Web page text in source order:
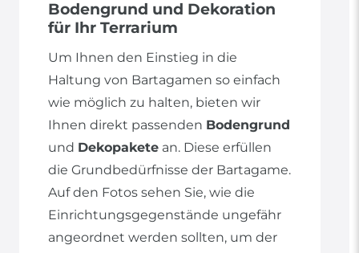
Bodengrund und Dekoration
für Ihr Terrarium
Um Ihnen den Einstieg in die
Haltung von Bartagamen so einfach
wie möglich zu halten, bieten wir
Ihnen direkt passenden Bodengrund
und Dekopakete an. Diese erfüllen
die Grundbedürfnisse der Bartagame.
Auf den Fotos sehen Sie, wie die
Einrichtungsgegenstände ungefähr
angeordnet werden sollten, um der